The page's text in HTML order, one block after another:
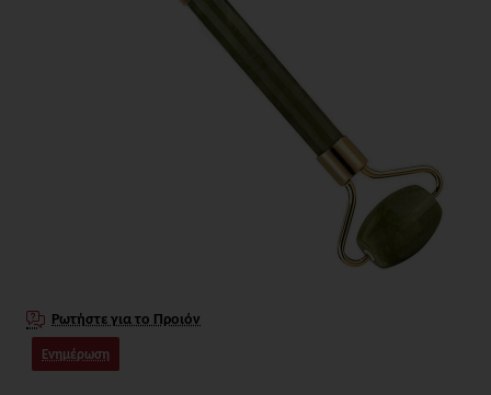
Ρωτήστε για το Προιόν
Ενημέρωση